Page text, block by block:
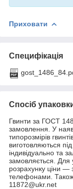
Приховати
Специфікація
Спосіб
Гвинти за ГОСТ
замовлення. У
типорозмірів
виготовляються
індивідуально та
замовляється. Для
розрахунку ціни —
телефонами.
11872@ukr.net